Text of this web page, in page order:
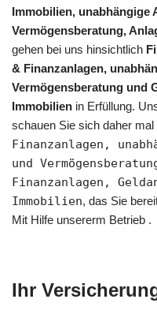
Immobilien, unabhängige
Vermögensberatung,
gehen bei uns hinsichtlich
& Finanzanlagen,
Vermögensberatung und
Immobilien in Erfüllung.
schauen Sie sich daher mal
Finanzanlagen,
und
Finanzanlagen,
Immobilien, das Sie
Mit Hilfe unsererm Betrieb .
Ihr